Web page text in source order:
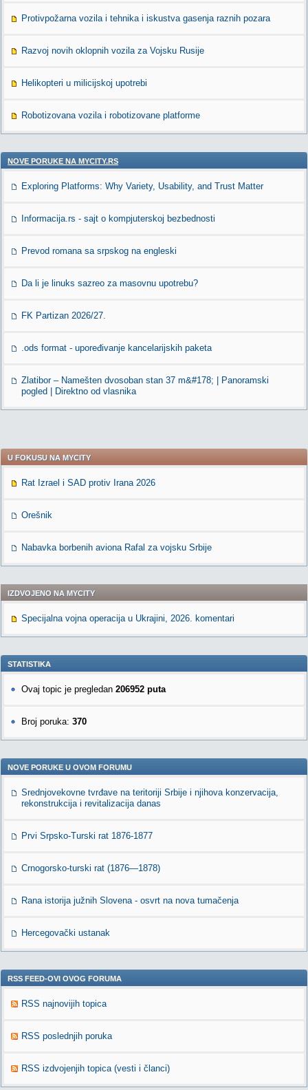
Protivpožarna vozila i tehnika i iskustva gasenja raznih pozara
Razvoj novih oklopnih vozila za Vojsku Rusije
Helikopteri u milicijskoj upotrebi
Robotizovana vozila i robotizovane platforme
NOVE PORUKE NA MYCITY.RS
Exploring Platforms: Why Variety, Usability, and Trust Matter
Informacija.rs - sajt o kompjuterskoj bezbednosti
Prevod romana sa srpskog na engleski
Da li je linuks sazreo za masovnu upotrebu?
FK Partizan 2026/27.
.ods format - upoređivanje kancelarijskih paketa
Zlatibor – Namešten dvosoban stan 37 m&#178; | Panoramski
pogled | Direktno od vlasnika
U FOKUSU NA MYCITY
Rat Izrael i SAD protiv Irana 2026
Orešnik
Nabavka borbenih aviona Rafal za vojsku Srbije
IZDVOJENO NA MYCITY
Specijalna vojna operacija u Ukrajini, 2026. komentari
STATISTIKA
Ovaj topic je pregledan 206952 puta
Broj poruka: 370
NOVE PORUKE U OVOM FORUMU
Srednjovekovne tvrđave na teritoriji Srbije i njihova konzervacija,
rekonstrukcija i revitalizacija danas
Prvi Srpsko-Turski rat 1876-1877
Crnogorsko-turski rat (1876—1878)
Rana istorija južnih Slovena - osvrt na nova tumačenja
Hercegovački ustanak
RSS FEED-OVI OVOG FORUMA
RSS najnovijih topica
RSS poslednjih poruka
RSS izdvojenjih topica (vesti i članci)